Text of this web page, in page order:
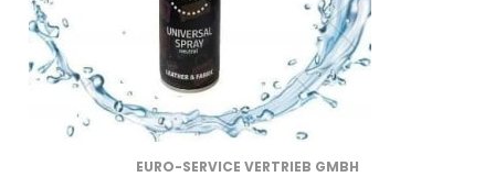
EURO-SERVICE VERTRIEB GMBH